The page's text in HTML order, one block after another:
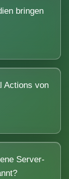
bringen
Actions von
Server-